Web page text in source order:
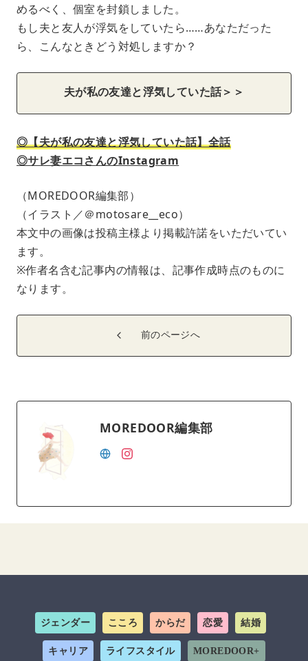
めるべく、個室を封鎖しました。
もし夫と友人が浮気をしていたら……あなただった
ら、こんなときどう対処しますか？
夫が私の友達と浮気していた話＞＞
◎【夫が私の友達と浮気していた話】全話
◎サレ妻エコさんのInstagram
（MOREDOOR編集部）
（イラスト／＠motosare__eco）
本文中の画像は投稿主様より掲載許諾をいただいてい
ます。
※作者名含む記事内の情報は、記事作成時点のものに
なります。
前のページへ
MOREDOOR編集部
ジェンダー こころ からだ 恋愛 結婚
キャリア ライフスタイル MOREDOOR+